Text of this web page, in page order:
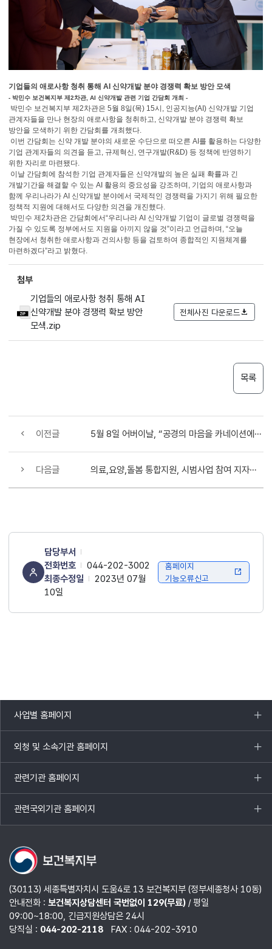
기업들의 애로사항 청취 통해 AI 신약개발 분야 경쟁력 확보 방안 모색
- 박민수 보건복지부 제2차관, AI 신약개발 관련 기업 간담회 개최 -
박민수 보건복지부 제2차관은 5월 8일(목) 15시, 인공지능(AI) 신약개발 기업
관계자들을 만나 현장의 애로사항을 청취하고, 신약개발 분야 경쟁력 확보
방안을 모색하기 위한 간담회를 개최했다.
이번 간담회는 신약 개발 분야의 새로운 수단으로 떠오른 AI를 활용하는 다양한
기업 관계자들의 의견을 듣고, 규제혁신, 연구개발(R&D) 등 정책에 반영하기
위한 자리로 마련됐다.
이날 간담회에 참석한 기업 관계자들은 신약개발의 높은 실패 확률과 긴
개발기간을 해결할 수 있는 AI 활용의 중요성을 강조하며, 기업의 애로사항과
함께 우리나라가 AI 신약개발 분야에서 국제적인 경쟁력을 가지기 위해 필요한
정책적 지원에 대해서도 다양한 의견을 개진했다.
박민수 제2차관은 간담회에서“우리나라 AI 신약개발 기업이 글로벌 경쟁력을
가질 수 있도록 정부에서도 지원을 아끼지 않을 것”이라고 언급하며, “오늘
현장에서 청취한 애로사항과 건의사항 등을 검토하여 종합적인 지원체계를
마련하겠다”라고 밝혔다.
첨부
기업들의 애로사항 청취 통해 AI
신약개발 분야 경쟁력 확보 방안
모색.zip
전체사진 다운로드
목록
이전글 5월 8일 어버이날, “공경의 마음을 카네이션에 가득 담아 전합니다”
다음글 의료,요양,돌봄 통합지원, 시범사업 참여 지자체 의견 청취
담당부서
전화번호
044-202-3002
최종수정일
2023년 07월
10일
홈페이지
기능오류신고
사업별 홈페이지
목록
열기
외청 및 소속기관 홈페이지
목록
열기
관련기관 홈페이지
목록
열기
관련국외기관 홈페이지
목록
열기
(30113) 세종특별자치시 도움4로 13 보건복지부 (정부세종청사 10동)
안내전화 : 보건복지상담센터 국번없이 129(무료)/ 평일
09:00~18:00, 긴급지원상담은 24시
당직실 : 044-202-2118 FAX : 044-202-3910